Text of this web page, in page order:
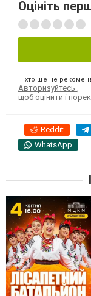
Оцініть
Ніхто ще не
Авторизуйтесь
щоб оцінити і
Reddit
WhatsApp